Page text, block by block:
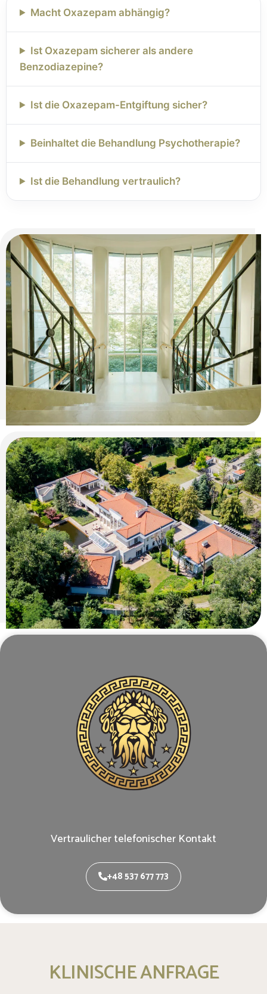
Macht Oxazepam abhängig?
Ist Oxazepam sicherer als andere
Benzodiazepine?
Ist die Oxazepam-Entgiftung sicher?
Beinhaltet die Behandlung Psychotherapie?
Ist die Behandlung vertraulich?
Vertraulicher telefonischer Kontakt
+48 537 677 773
KLINISCHE ANFRAGE